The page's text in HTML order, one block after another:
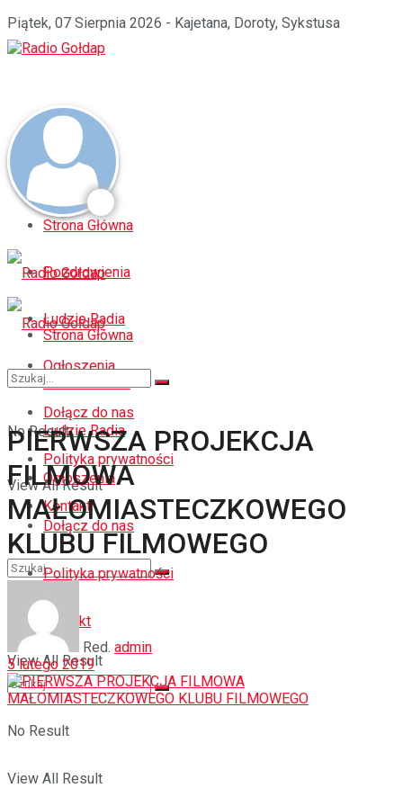
Piątek, 07 Sierpnia 2026 - Kajetana, Doroty, Sykstusa
Strona Główna
Pozdrowienia
Ludzie Radia
Ogłoszenia
Dołącz do nas
Polityka prywatności
Kontakt
No Result
View All Result
Strona Główna
Pozdrowienia
Ludzie Radia
Ogłoszenia
Dołącz do nas
Polityka prywatności
Kontakt
No Result
View All Result
No Result
View All Result
PIERWSZA PROJEKCJA
FILMOWA
MAŁOMIASTECZKOWEGO
KLUBU FILMOWEGO
Red. admin
5 lutego 2019